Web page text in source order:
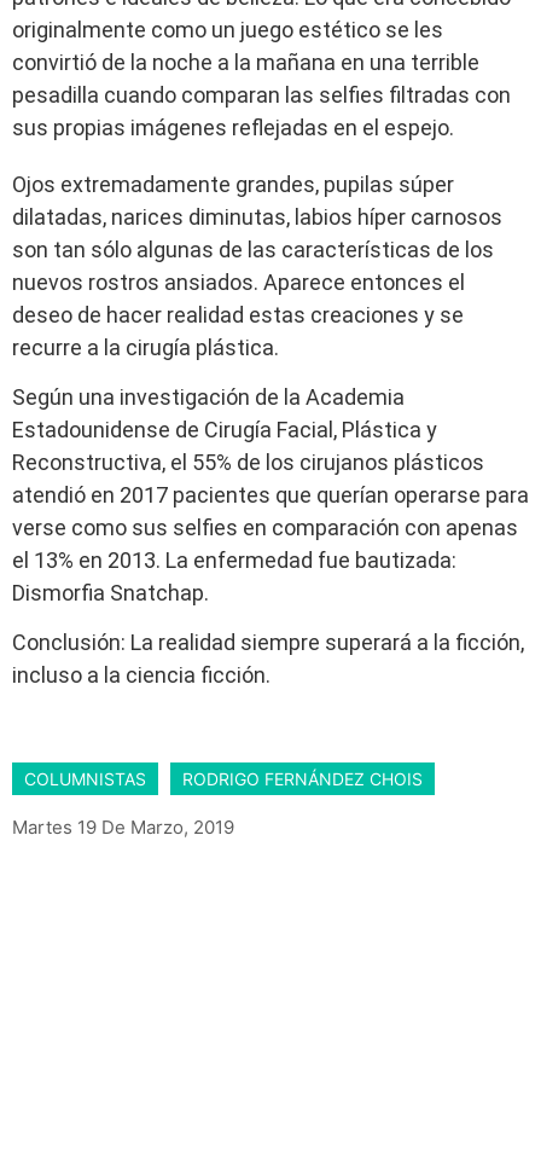
originalmente como un juego estético se les
convirtió de la noche a la mañana en una terrible
pesadilla cuando comparan las selfies filtradas con
sus propias imágenes reflejadas en el espejo.
Ojos extremadamente grandes, pupilas súper
dilatadas, narices diminutas, labios híper carnosos
son tan sólo algunas de las características de los
nuevos rostros ansiados. Aparece entonces el
deseo de hacer realidad estas creaciones y se
recurre a la cirugía plástica.
Según una investigación de la Academia
Estadounidense de Cirugía Facial, Plástica y
Reconstructiva, el 55% de los cirujanos plásticos
atendió en 2017 pacientes que querían operarse para
verse como sus selfies en comparación con apenas
el 13% en 2013. La enfermedad fue bautizada:
Dismorfia Snatchap.
Conclusión: La realidad siempre superará a la ficción,
incluso a la ciencia ficción.
COLUMNISTAS RODRIGO FERNÁNDEZ CHOIS
Martes 19 De Marzo, 2019